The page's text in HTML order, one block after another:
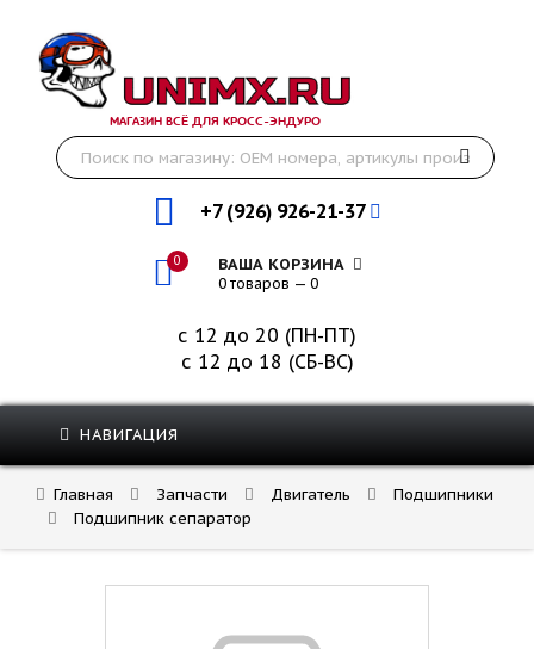
МАГАЗИН ВСЁ ДЛЯ КРОСС-ЭНДУРО
+7 (926) 926-21-37
0 ВАША КОРЗИНА
0 товаров — 0
с 12 до 20 (ПН-ПТ)
с 12 до 18 (СБ-ВС)
НАВИГАЦИЯ
Главная Запчасти Двигатель
Подшипники
Подшипник сепаратор